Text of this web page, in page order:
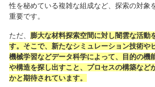
性を秘めている複雑な組成など、探索の対象
重要です。
ただ、 膨大な材料探索空間に対し闇雲な活動
す。そこで、新たなシミュレーション技術や
機械学習などデータ科学によって、目的の機
や構造を探し出すこと、プロセスの構築など
かと期待されています。